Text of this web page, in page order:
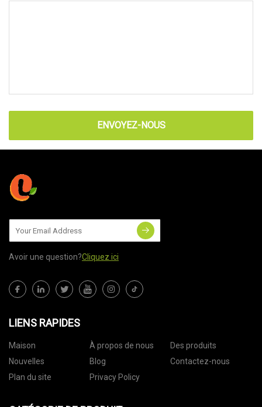
ENVOYEZ-NOUS
Avoir une question?Cliquez ici
LIENS RAPIDES
Maison À propos de nous
Des produits
Nouvelles
Blog
Contactez-nous
Plan du site
Privacy Policy